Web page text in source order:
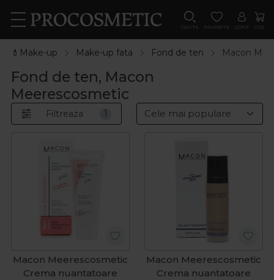
CAUTA FAVORITE CONT COS
💄Make-up Make-up fata Fond de ten Macon
Fond de ten, Macon
Meerescosmetic
Filtreaza 1
Macon Meerescosmetic
Crema nuantatoare
Macon Meerescosmetic
Crema nuantatoare